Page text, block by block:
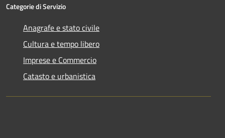
Categorie di Servizio
Anagrafe e stato civile
Cultura e tempo libero
Imprese e Commercio
Catasto e urbanistica